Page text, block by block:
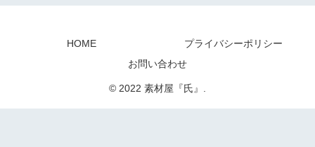
HOME
プライバシーポリシー
お問い合わせ
© 2022 素材屋『氏』.